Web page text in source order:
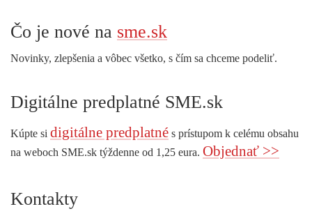
Čo je nové na sme.sk
Novinky, zlepšenia a vôbec všetko, s čím sa chceme podeliť.
Digitálne predplatné SME.sk
Kúpte si digitálne predplatné s prístupom k celému obsahu
na weboch SME.sk týždenne od 1,25 eura. Objednať >>
Kontakty